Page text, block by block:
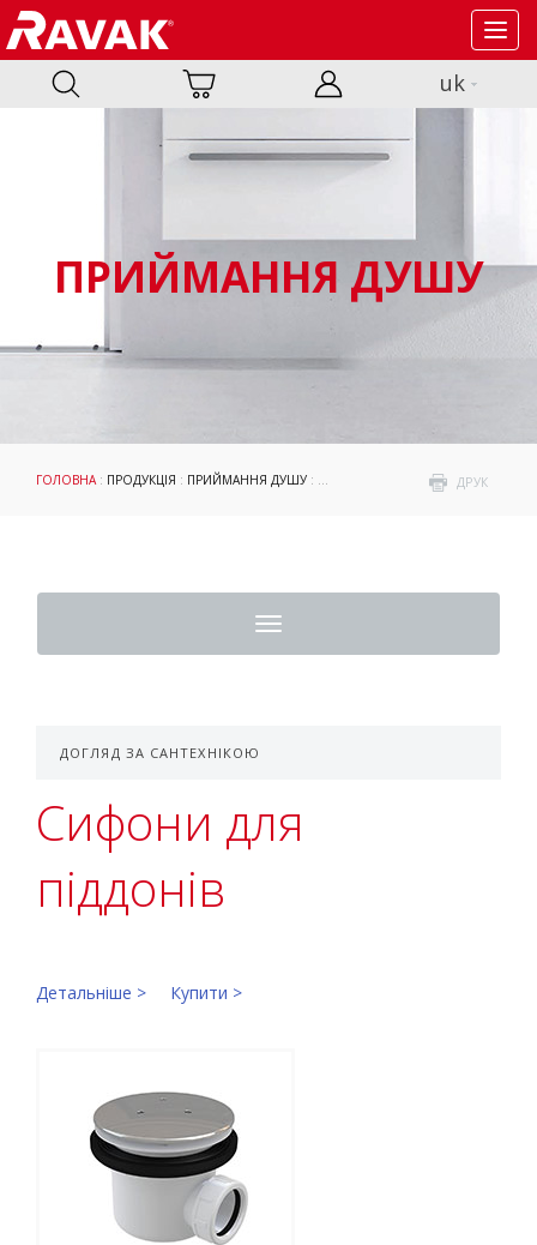
uk
ПРИЙМАННЯ ДУШУ
ДРУК
ГОЛОВНА: ПРОДУКЦІЯ : ПРИЙМАННЯ ДУШУ : ДУШОВІ ПІДДОНИ:АКСЕСУАРИ
Toggle
navigation
ДОГЛЯД ЗА САНТЕХНІКОЮ
Сифони для
піддонів
Детальніше > Купити >